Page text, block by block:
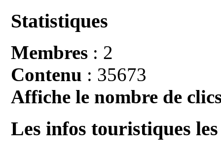
Statistiques
Membres : 2
Contenu : 35673
Affiche le nombre de
Les infos touristiques